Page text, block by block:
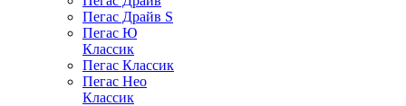
Пегас Драйв S
Пегас Ю
Классик
Пегас Классик
Пегас Нео
Классик